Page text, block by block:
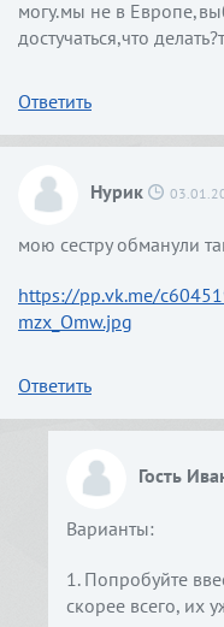
могу.мы не в
достучаться,что
Ответить
Нурик
мою сестру обманули
https://pp.vk.me/
mzx_Omw.jpg
Ответить
Гость
Варианты:
1. Попробуйте
скорее всего, их